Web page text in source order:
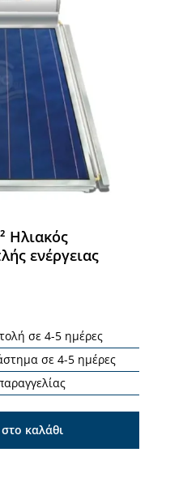
Ηλιακός
ενέργειας
σε 4-5 ημέρες
σε 4-5 ημέρες
καλάθι